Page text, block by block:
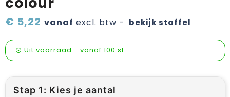
Verzorging & welness
Onderweg
Pasen
Sinterklaas artikelen
Wijn, bier en proeverij
€ 5,22 vanaf excl. btw - bekijk staffel
Uit voorraad - vanaf 100 st.
Stap 1: Kies je aantal